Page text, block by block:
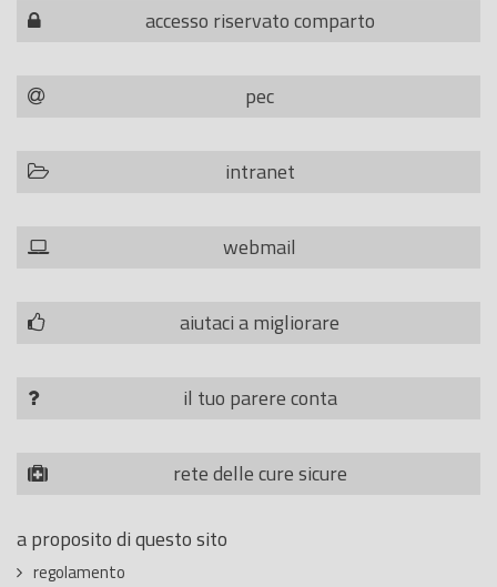
accesso riservato comparto
pec
intranet
webmail
aiutaci a migliorare
il tuo parere conta
rete delle cure sicure
a proposito di questo sito
regolamento